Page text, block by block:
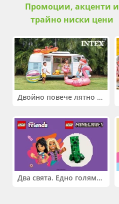
Промоции, акценти и
трайно ниски цени
Двойно повече лятно забавление! Купи 2 продукта INTEX и вземи -33%
Два свята. Едно голямо приключение. Купи 2 продукта LEGO® Friends и/или LEGO® Minecraft и вземи -27%